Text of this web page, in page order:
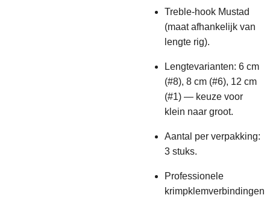
Treble-hook Mustad
(maat afhankelijk van
lengte rig).
Lengtevarianten: 6 cm
(#8), 8 cm (#6), 12 cm
(#1) — keuze voor
klein naar groot.
Aantal per verpakking:
3 stuks.
Professionele
krimpklemverbindingen